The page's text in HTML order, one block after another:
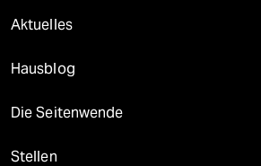
Aktuelles
Hausblog
Die Seitenwende
Stellen